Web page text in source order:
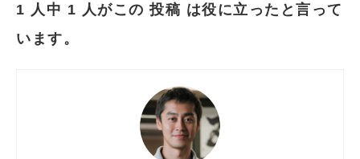
1 人中 1 人がこの 投稿 は役に立ったと言って
います。